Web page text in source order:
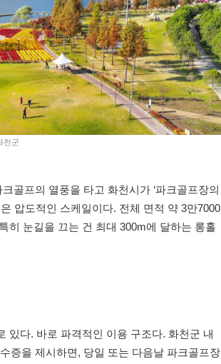
천군
골프의 열풍을 타고 화천시가 ‘파크골프장의
압도적인 스케일이다. 전체 면적 약 3만7000
히 눈길을 끄는 건 최대 300m에 달하는 롱홀
있다. 바로 파격적인 이용 구조다. 화천군 내
증을 제시하면, 당일 또는 다음날 파크골프장